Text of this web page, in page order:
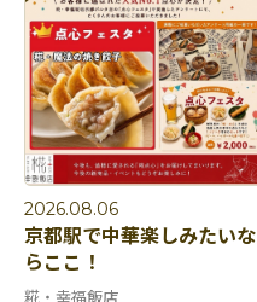
2026.08.06
京都駅で中華楽しみたいな
らここ！
糀・幸福飯店